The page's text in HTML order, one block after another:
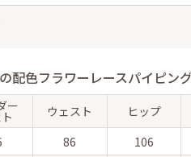
配色フラワーレースパイピン
ー ウェスト ヒップ
86 106